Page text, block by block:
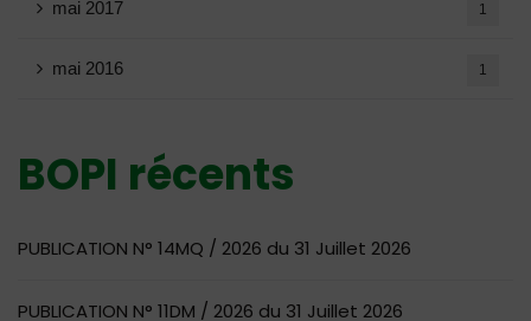
mai 2017 1
mai 2016 1
BOPI récents
PUBLICATION N° 14MQ / 2026 du 31 Juillet 2026
PUBLICATION N° 11DM / 2026 du 31 Juillet 2026